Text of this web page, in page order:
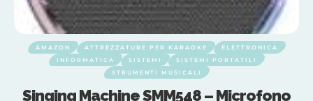
AMAZON ATTREZZATURE PER KARAOKE
ELETTRONICA
INFORMATICA
SISTEMI
SISTEMI PORTATILI
STRUMENTI MUSICALI
Singing Machine SMM548 – Microfono